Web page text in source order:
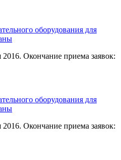
оборудования для
2016. Окончание приема заявок:
оборудования для
2016. Окончание приема заявок: